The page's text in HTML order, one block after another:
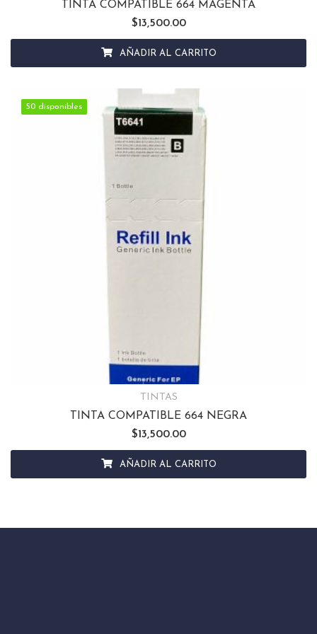
TINTA COMPATIBLE 664 MAGENTA
$13,500.00
AÑADIR AL CARRITO
50 disponibles
50 disponibles
TINTAS
TINTA COMPATIBLE 664 NEGRA
$13,500.00
AÑADIR AL CARRITO